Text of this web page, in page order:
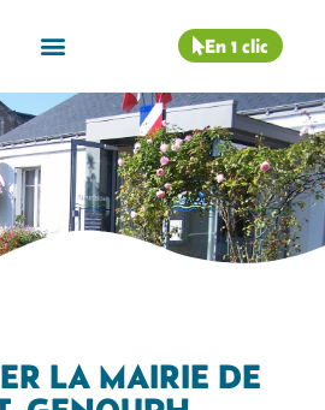
En 1 clic
LA MAIRIE DE